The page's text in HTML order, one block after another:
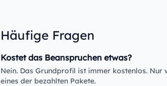
Häufige Fragen
Kostet das Beanspruchen etwas?
Nein. Das Grundprofil ist immer kostenlos.
eines der bezahlten Pakete.